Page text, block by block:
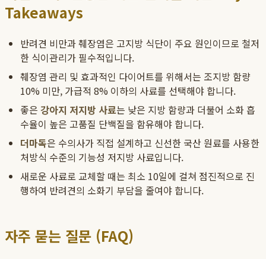
Takeaways
반려견 비만과 췌장염은 고지방 식단이 주요 원인이므로 철저
한 식이관리가 필수적입니다.
췌장염 관리 및 효과적인 다이어트를 위해서는 조지방 함량
10% 미만, 가급적 8% 이하의 사료를 선택해야 합니다.
좋은 강아지 저지방 사료는 낮은 지방 함량과 더불어 소화 흡
수율이 높은 고품질 단백질을 함유해야 합니다.
더마독은 수의사가 직접 설계하고 신선한 국산 원료를 사용한
처방식 수준의 기능성 저지방 사료입니다.
새로운 사료로 교체할 때는 최소 10일에 걸쳐 점진적으로 진
행하여 반려견의 소화기 부담을 줄여야 합니다.
자주 묻는 질문 (FAQ)